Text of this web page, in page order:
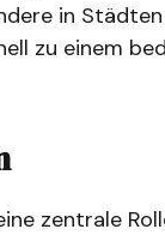
in
zu einem
zentrale